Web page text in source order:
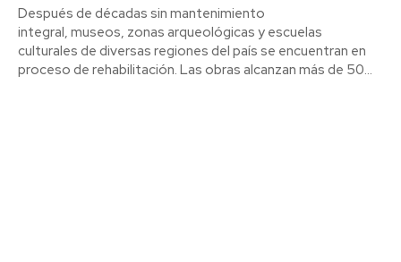
Después de décadas sin mantenimiento
integral, museos, zonas arqueológicas y escuelas
culturales de diversas regiones del país se encuentran en
proceso de rehabilitación. Las obras alcanzan más de 50...